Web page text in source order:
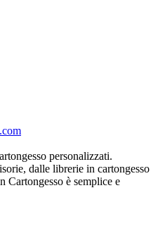
personalizzati.
dalle librerie in cartongesso
Cartongesso è semplice e